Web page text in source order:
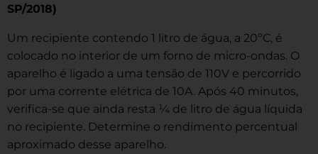
SP/2018)
Um recipiente contendo 1 litro de água, a 20ºC, é
colocado no interior de um forno de micro-ondas. O
aparelho é ligado a uma tensão de 110V e percorrido
por uma corrente elétrica de 10A. Após 40 minutos,
verifica-se que ainda resta ¼ de litro de água líquida
no recipiente. Determine o rendimento percentual
aproximado desse aparelho.